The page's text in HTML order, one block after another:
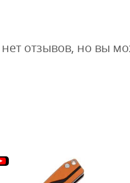
нет отзывов, но вы